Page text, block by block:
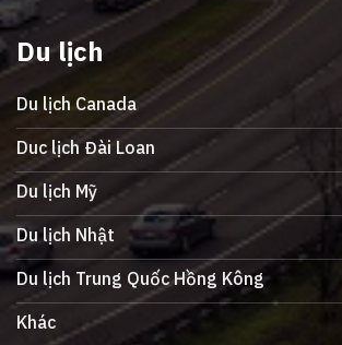
Du lịch
Du lịch Canada
Duc lịch Đài Loan
Du lịch Mỹ
Du lịch Nhật
Du lịch Trung Quốc Hồng Kông
Khác